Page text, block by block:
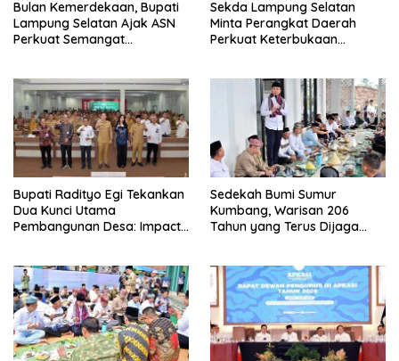
Bulan Kemerdekaan, Bupati
Lampung Selatan Ajak ASN
Perkuat Semangat
Sekda Lampung Selatan
Minta Perangkat Daerah
Perkuat Keterbukaan
Bupati Radityo Egi Tekankan
Dua Kunci Utama
Pembangunan Desa: Impact
Sedekah Bumi Sumur
Kumbang, Warisan 206
Tahun yang Terus Dijaga